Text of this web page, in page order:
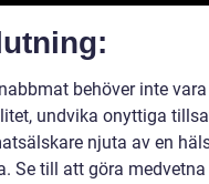
behöver inte
undvika onyttiga
njuta av en
Se till att göra